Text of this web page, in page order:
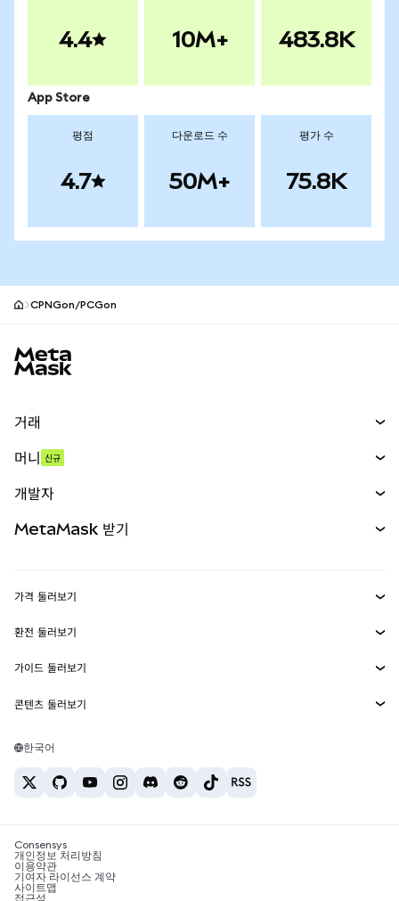
4.4 10M+ 483.8K
App Store
평점
4.7
다운로드 수
50M+
평가 수
75.8K
CPNGon/PCGon
거래
무기한 선물
실물자산
머니 신규
개발자
MetaMask Connect
Snaps
웹3 서비스
MetaMask 받기
보안
고객 지원
채용
가격 둘러보기
이더리움 가격
솔라나 가격
테더 가격
환전 둘러보기
ETH를 USD로 환전
USDT를 INR로 환전
BTC를 INR로 환전
ETH를 USDT로 환전
가이드 둘러보기
ETH 매수
USDT 매수
SHIB 매수
BNB 매수
콘텐츠 둘러보기
솔라나 지갑
암호화폐 세금 뉴스
암호화폐 매수 방법
한국어
Consensys
개인정보 처리방침
이용약관
기여자 라이선스 계약
사이트맵
접근성